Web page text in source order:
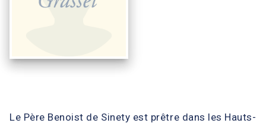
Le Père Benoist de Sinety est prêtre dans les Hauts-